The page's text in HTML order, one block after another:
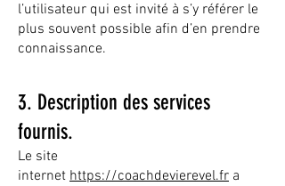
l’utilisateur qui est invité à s’y référer le
plus souvent possible afin d’en prendre
connaissance.
3. Description des services
fournis.
Le site
internet https://coachdevierevel.fr a